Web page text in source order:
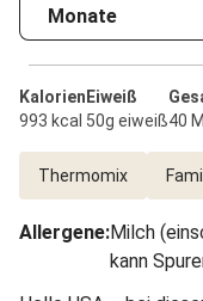
Monate
Kalorien
993 kcal
Eiweiß
50g eiweiß40
Thermomix
Allergene:Milch
kann